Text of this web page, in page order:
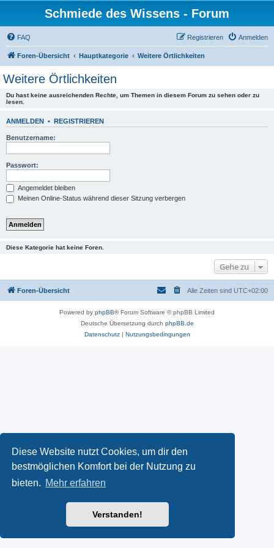
Diese Website nutzt Cookies, um dir den
bestmöglichen Komfort bei der Nutzung zu
bieten. Mehr erfahren
Verstanden!
Schmiede des Wissens - Forum
FAQ Anmelden
Registrieren
Foren-Übersicht Hauptkategorie Weitere Örtlichkeiten
Weitere Örtlichkeiten
Du hast keine ausreichenden Rechte, um Themen in diesem Forum zu sehen oder zu
lesen.
ANMELDEN • REGISTRIEREN
Benutzername:
Passwort:
Angemeldet bleiben
Meinen Online-Status während dieser Sitzung verbergen
Diese Kategorie hat keine Foren.
Gehe zu
Foren-Übersicht Alle Zeiten sind UTC+02:00
Powered by phpBB® Forum Software © phpBB Limited
Deutsche Übersetzung durch phpBB.de
Datenschutz| Nutzungsbedingungen